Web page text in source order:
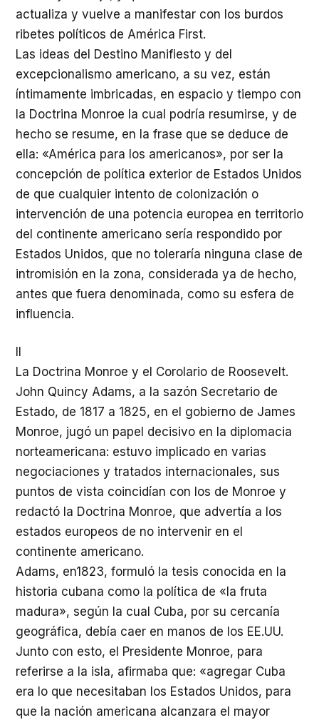
actualiza y vuelve a manifestar con los burdos
ribetes políticos de América First.
Las ideas del Destino Manifiesto y del
excepcionalismo americano, a su vez, están
íntimamente imbricadas, en espacio y tiempo con
la Doctrina Monroe la cual podría resumirse, y de
hecho se resume, en la frase que se deduce de
ella: «América para los americanos», por ser la
concepción de política exterior de Estados Unidos
de que cualquier intento de colonización o
intervención de una potencia europea en territorio
del continente americano sería respondido por
Estados Unidos, que no toleraría ninguna clase de
intromisión en la zona, considerada ya de hecho,
antes que fuera denominada, como su esfera de
influencia.
La Doctrina Monroe y el Corolario de Roosevelt.
John Quincy Adams, a la sazón Secretario de
Estado, de 1817 a 1825, en el gobierno de James
Monroe, jugó un papel decisivo en la diplomacia
norteamericana: estuvo implicado en varias
negociaciones y tratados internacionales, sus
puntos de vista coincidían con los de Monroe y
redactó la Doctrina Monroe, que advertía a los
estados europeos de no intervenir en el
continente americano.
Adams, en1823, formuló la tesis conocida en la
historia cubana como la política de «la fruta
madura», según la cual Cuba, por su cercanía
geográfica, debía caer en manos de los EE.UU.
Junto con esto, el Presidente Monroe, para
referirse a la isla, afirmaba que: «agregar Cuba
era lo que necesitaban los Estados Unidos, para
que la nación americana alcanzara el mayor